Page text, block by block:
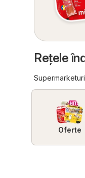
Reţele
Supermarketuri
Oferte